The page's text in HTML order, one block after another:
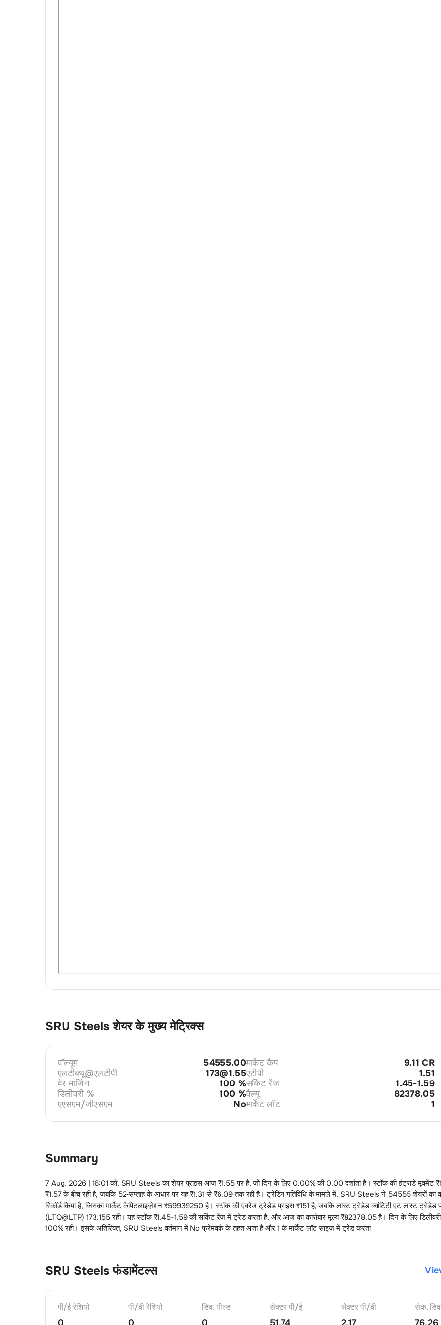
SRU Steels शेयर के मुख्य मेट्रिक्स
वॉल्यूम 54555.00मार्केट कैप
9.11 CR
एलटीक्यू@एलटीपी
173@1.55एटीपी
1.51
वेर मार्जिन
100 %सर्किट रेंज
1.45-1.59
डिलीवरी %
100 %वैल्यू
82378.05
एएसएम/जीएसएम
Noमार्केट लॉट 1
Summary
7 Aug, 2026 | 16:01 को, SRU Steels का शेयर प्राइस आज ₹1.55पर है, जो दिन के लिए 0.00% की0.00 दर्शाता है। स्टॉक की इंट्राडे मूवमेंट ₹
₹1.57 के बीच रही है, जबकि 52‑सप्ताह के आधार पर यह ₹1.31 से ₹6.09 तक रही है। ट्रेडिंग गतिविधि के मामले में, SRU Steels ने 54555शेयरों का
रिकॉर्ड किया है, जिसका मार्केट कैपिटलाइज़ेशन ₹59939250है। स्टॉक की एवरेज ट्रेडेड प्राइस ₹151 है, जबकि लास्ट ट्रेडेड क्वांटिटी एट लास्ट ट्रेडेड
(LTQ@LTP) 173,155रही। यह स्टॉक ₹1.45-1.59की सर्किट रेंज में ट्रेड करता है, और आज का कारोबार मूल्य ₹82378.05है। दिन के लिए
100% रही। इसके अतिरिक्त, SRU Steels वर्तमान में Noफ्रेमवर्क के तहत आता है और 1 के मार्केट लॉट साइज़ में ट्रेड करता
SRU Steels फंडामेंटल्स
पी/ई रेशियो
0
पी/बी रेशियो
0
डिव. यील्ड
0
सेक्टर पी/ई
51.74
सेक्टर पी/बी
2.17
सेक.
76.26